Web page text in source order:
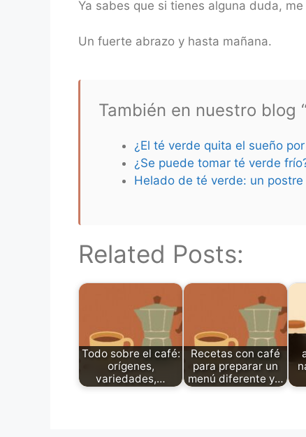
Ya sabes que si tienes alguna duda,
Un fuerte abrazo y hasta mañana.
También en nuestro blog
¿El té verde quita el sueño
¿Se puede tomar té verde
Helado de té verde: un
Related Posts:
Todo sobre el café:
orígenes,
variedades,…
Recetas con café
para preparar un
menú diferente y…